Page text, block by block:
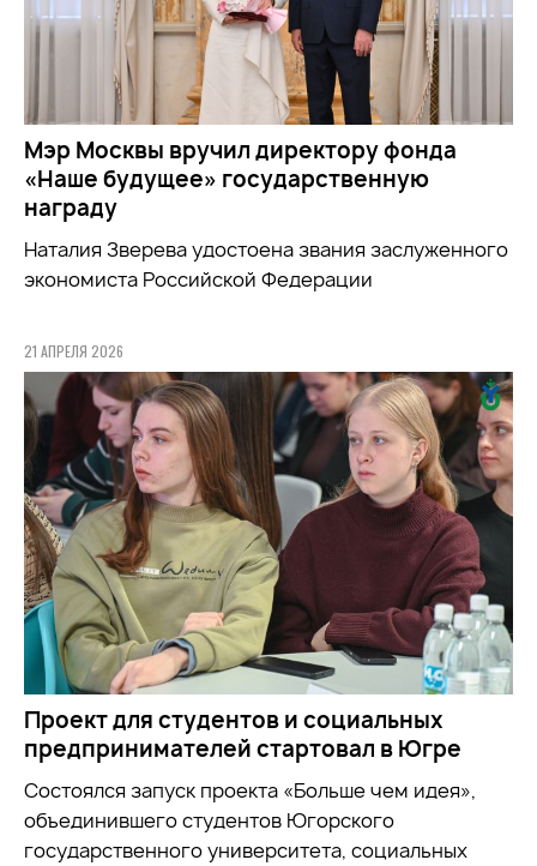
Мэр Москвы вручил директору фонда
«Наше будущее» государственную
награду
Наталия Зверева удостоена звания заслуженного
экономиста Российской Федерации
21 АПРЕЛЯ 2026
Проект для студентов и социальных
предпринимателей стартовал в Югре
Состоялся запуск проекта «Больше чем идея»,
объединившего студентов Югорского
государственного университета, социальных